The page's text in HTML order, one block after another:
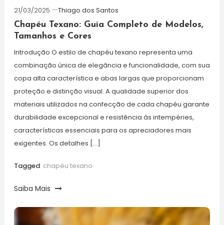
21/03/2025
Thiago dos Santos
Chapéu Texano: Guia Completo de Modelos,
Tamanhos e Cores
Introdução O estilo de chapéu texano representa uma
combinação única de elegância e funcionalidade, com sua
copa alta característica e abas largas que proporcionam
proteção e distinção visual. A qualidade superior dos
materiais utilizados na confecção de cada chapéu garante
durabilidade excepcional e resistência às intempéries,
características essenciais para os apreciadores mais
exigentes. Os detalhes […]
Tagged chapéu texano​
Saiba Mais